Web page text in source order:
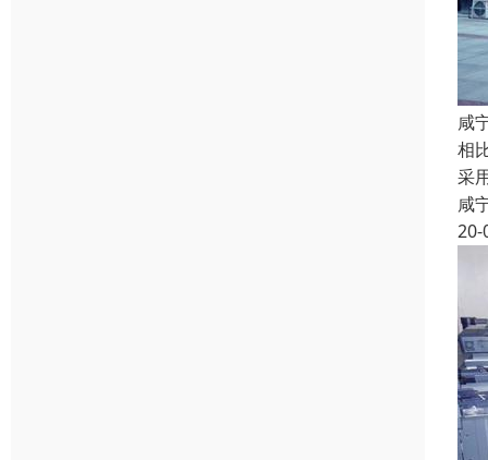
咸
相
采
咸
20-